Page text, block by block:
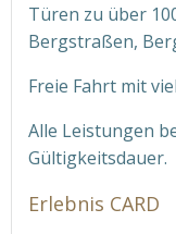
Türen zu über
Bergstraßen,
Freie Fahrt mit
Alle Leistungen
Gültigkeitsdauer.
Erlebnis CARD